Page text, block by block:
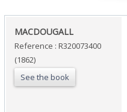
‎MACDOUGALL‎
Reference : R320073400
(1862)
See the book